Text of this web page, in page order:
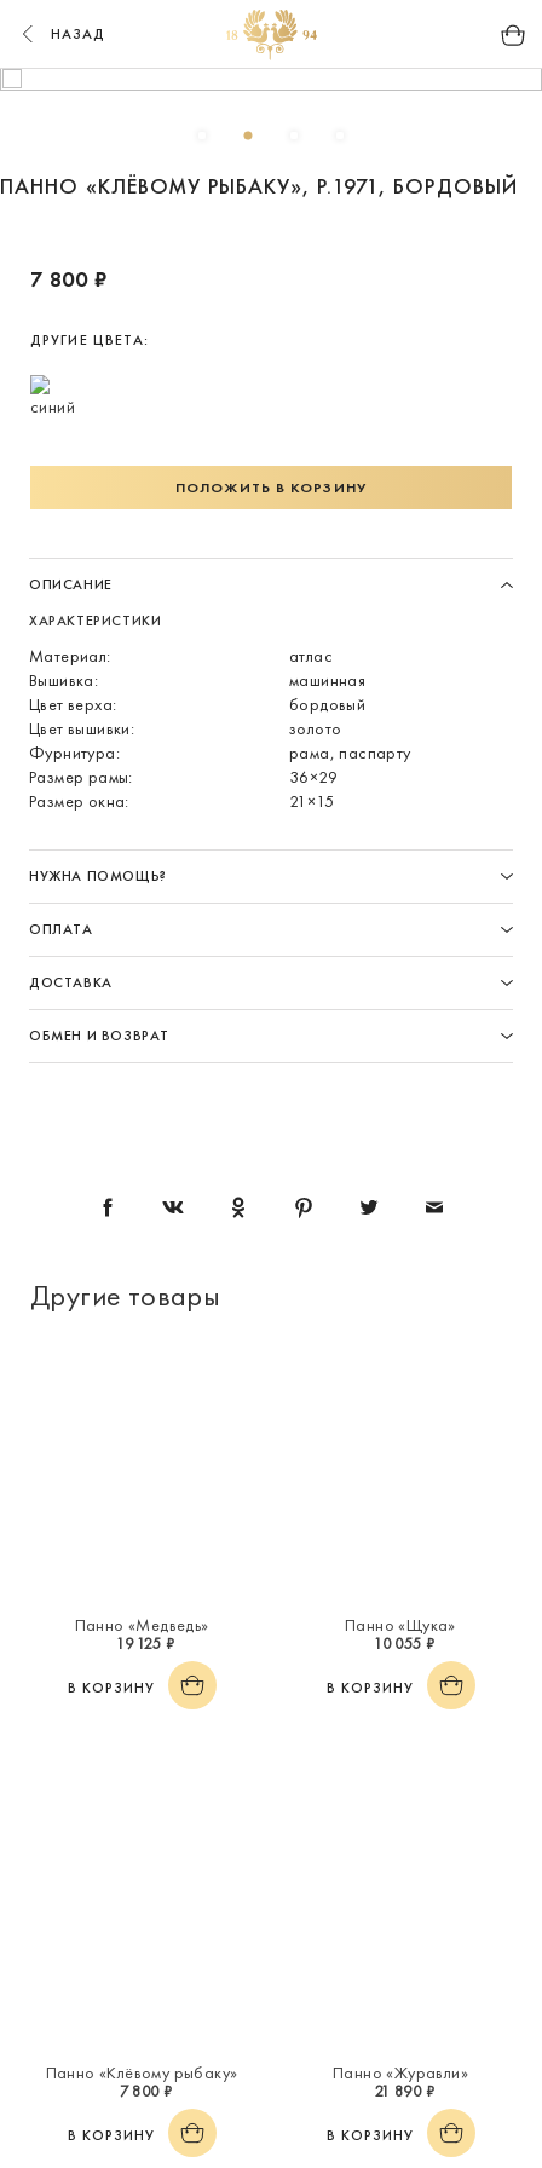
НАЗАД
ПАННО «КЛЁВОМУ РЫБАКУ», Р.1971, БОРДОВЫЙ
7 800 ₽
ДРУГИЕ ЦВЕТА:
ПОЛОЖИТЬ В КОРЗИНУ
ОПИСАНИЕ
ХАРАКТЕРИСТИКИ
Материал:
атлас
Вышивка:
машинная
Цвет верха:
бордовый
Цвет вышивки:
золото
Фурнитура:
рама, паспарту
Размер рамы:
36×29
Размер окна:
21×15
НУЖНА ПОМОЩЬ?
ОПЛАТА
ДОСТАВКА
ОБМЕН И ВОЗВРАТ
Другие товары
Панно «Медведь»
19 125 ₽
В КОРЗИНУ
Панно «Щука»
10 055 ₽
В КОРЗИНУ
Панно «Клёвому рыбаку»
7 800 ₽
В КОРЗИНУ
Панно «Журавли»
21 890 ₽
В КОРЗИНУ